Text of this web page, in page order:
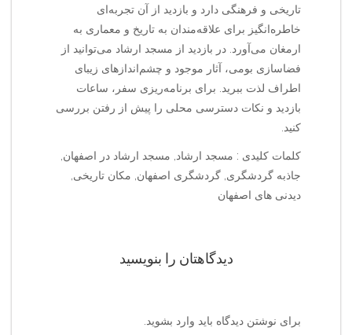
تاریخی و فرهنگی دارد و بازدید از آن تجربه‌ای
خاطره‌انگیز برای علاقه‌مندان به تاریخ و معماری به
ارمغان می‌آورد. در بازدید از مسجد ارشاد می‌توانید از
فضاسازی بومی، آثار موجود و چشم‌اندازهای زیبای
اطراف لذت ببرید. برای برنامه‌ریزی سفر، ساعات
بازدید و نکات دسترسی محلی را پیش از رفتن بررسی
کنید.
کلمات کلیدی : مسجد ارشاد, مسجد ارشاد در اصفهان,
جاذبه گردشگری, گردشگری اصفهان, مکان تاریخی,
دیدنی های اصفهان
دیدگاهتان را بنویسید
برای نوشتن دیدگاه باید وارد بشوید